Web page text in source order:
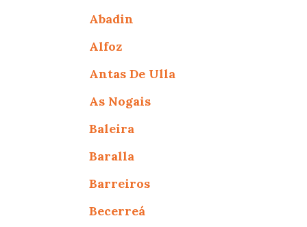
Abadin
Alfoz
Antas De Ulla
As Nogais
Baleira
Baralla
Barreiros
Becerreá